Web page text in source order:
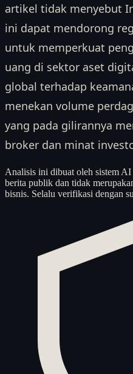
artikel tidak menyebut
ini dapat mendorong
untuk memperkuat
uang di sektor aset
global terhadap
menekan volume
yang pada gilirannya
broker dan minat
Analisis ini dibuat oleh sistem AI
berita publik dan tidak
bisnis. Selalu verifikasi dengan